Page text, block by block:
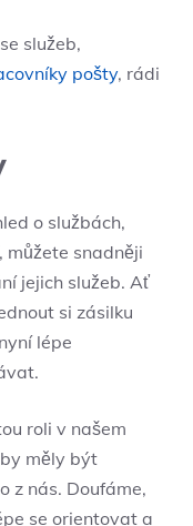
služeb,
pošty, rádi
o službách,
můžete snadněji
jejich služeb. Ať
si zásilku
lépe
roli v našem
měly být
z nás. Doufáme,
se orientovat a